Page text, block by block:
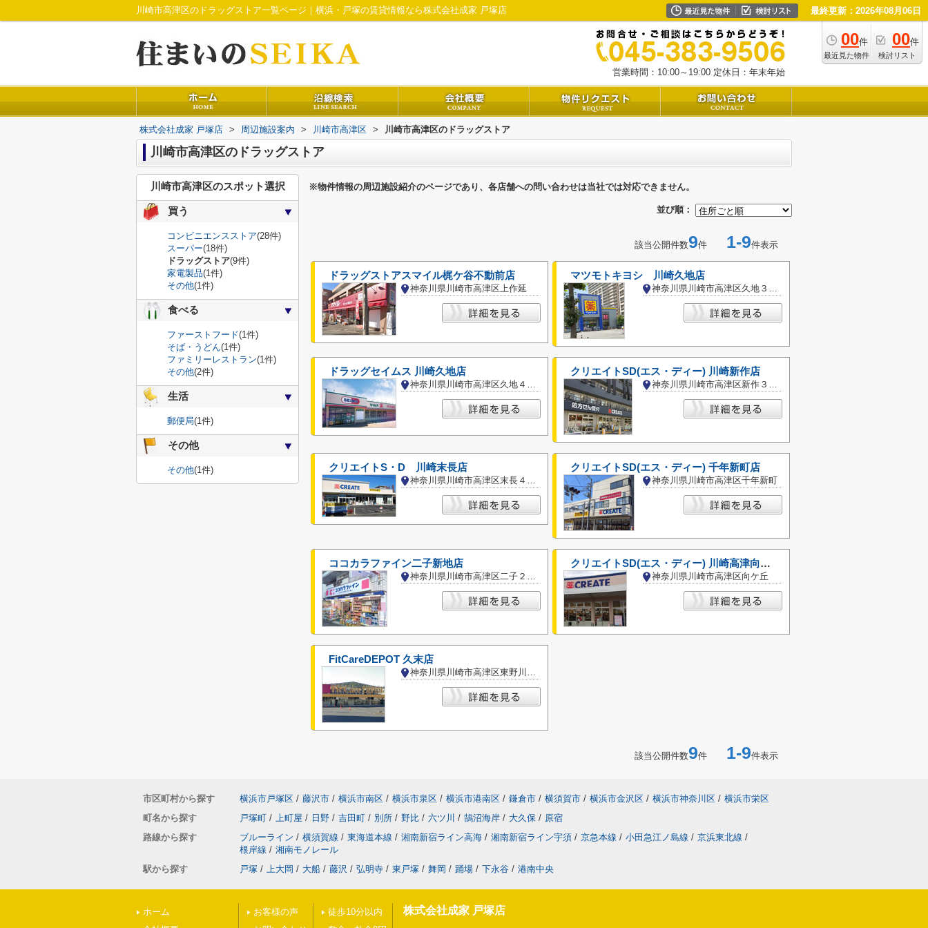
川崎市高津区のドラッグストア一覧ページ｜横浜・戸塚の賃貸情報なら株式会社成家 戸塚店 最終更新：2026年08月06日
00件
最近見た物件
00件
検討リスト
営業時間：10:00～19:00 定休日：年末年始
株式会社成家 戸塚店 > 周辺施設案内 > 川崎市高津区 > 川崎市高津区のドラッグストア
川崎市高津区のドラッグストア
※物件情報の周辺施設紹介のページであり、各店舗への問い合わせは当社では対応できません。
並び順：
該当公開件数9件 1-9件表示
ドラッグストアスマイル梶ケ谷不動前店
神奈川県川崎市高津区上作延
マツモトキヨシ 川崎久地店
神奈川県川崎市高津区久地３丁目
ドラッグセイムス 川崎久地店
神奈川県川崎市高津区久地４丁目
クリエイトSD(エス・ディー) 川崎新作店
神奈川県川崎市高津区新作３丁目
クリエイトS・D 川崎末長店
神奈川県川崎市高津区末長４丁目
クリエイトSD(エス・ディー) 千年新町店
神奈川県川崎市高津区千年新町
ココカラファイン二子新地店
神奈川県川崎市高津区二子２丁目
クリエイトSD(エス・ディー) 川崎高津向ケ丘店
神奈川県川崎市高津区向ケ丘
FitCareDEPOT 久末店
神奈川県川崎市高津区東野川２丁目
該当公開件数9件 1-9件表示
川崎市高津区のスポット選択
買う
コンビニエンスストア(28件)
スーパー(18件)
ドラッグストア(9件)
家電製品(1件)
その他(1件)
食べる
ファーストフード(1件)
そば・うどん(1件)
ファミリーレストラン(1件)
その他(2件)
生活
郵便局(1件)
その他
その他(1件)
市区町村から探す 横浜市戸塚区 / 藤沢市 / 横浜市南区 / 横浜市泉区 / 横浜市港南区 / 鎌倉市 / 横須賀市 / 横浜市金沢区 / 横浜市神奈川区 / 横浜市栄区
町名から探す
戸塚町 / 上町屋 / 日野 / 吉田町 / 別所 / 野比 / 六ツ川 / 鵠沼海岸 / 大久保 / 原宿
路線から探す
ブルーライン / 横須賀線 / 東海道本線 / 湘南新宿ライン高海 / 湘南新宿ライン宇須 / 京急本線 / 小田急江ノ島線 / 京浜東北線 /
根岸線 / 湘南モノレール
駅から探す
戸塚 / 上大岡 / 大船 / 藤沢 / 弘明寺 / 東戸塚 / 舞岡 / 踊場 / 下永谷 / 港南中央
ホーム
お客様の声
徒歩10分以内
株式会社成家 戸塚店